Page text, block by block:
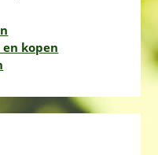
en kopen